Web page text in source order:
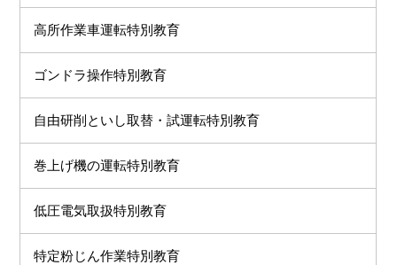
高所作業車運転特別教育
ゴンドラ操作特別教育
自由研削といし取替・試運転特別教育
巻上げ機の運転特別教育
低圧電気取扱特別教育
特定粉じん作業特別教育